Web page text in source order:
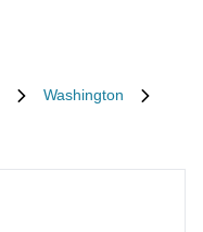
Washington